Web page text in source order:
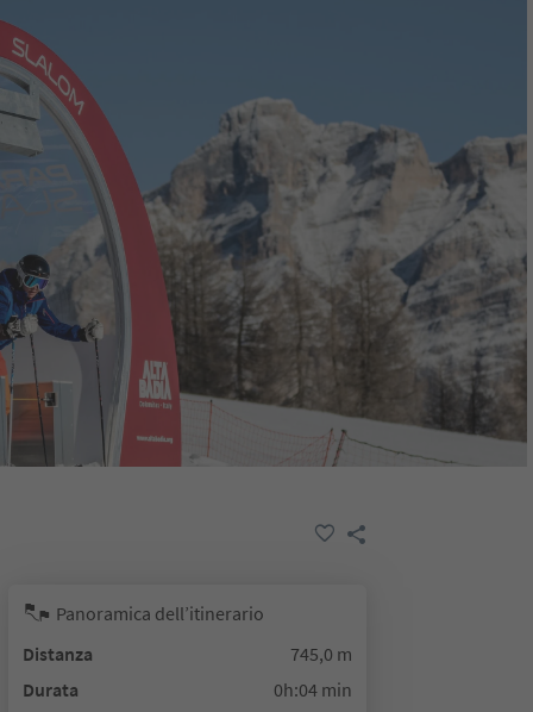
Panoramica dell’itinerario
Distanza
745,0 m
Durata
0h:04 min